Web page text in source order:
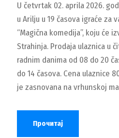
U četvrtak 02. aprila 2026.
u Arilju u 19 časova igraće za
“Magična komedija”, koju će
Strahinja. Prodaja ulaznica u
radnim danima od 08 do 20
do 14 časova. Cena ulaznice
je zasnovana na vrhunskoj
Прочитај